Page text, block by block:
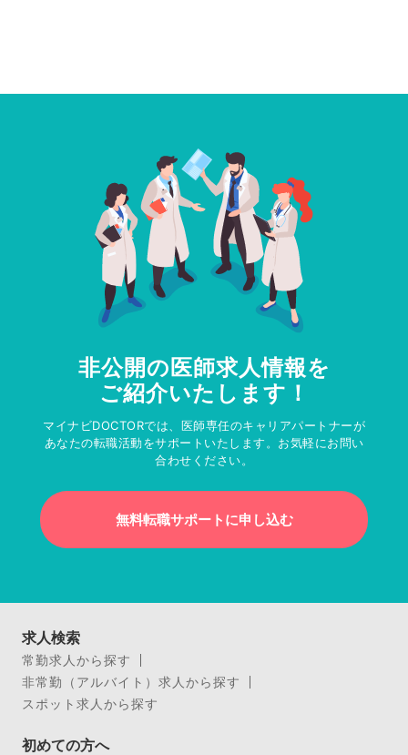
非公開の医師求人情報を
ご紹介いたします！
マイナビDOCTORでは、医師専任のキャリアパートナーが
あなたの転職活動をサポートいたします。お気軽にお問い
合わせください。
無料転職サポートに申し込む
求人検索
常勤求人から探す
非常勤（アルバイト）求人から探す
スポット求人から探す
初めての方へ